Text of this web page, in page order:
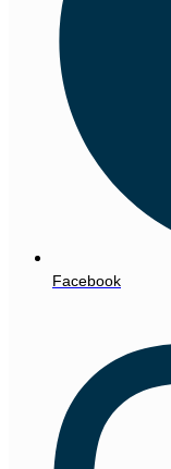
Facebook